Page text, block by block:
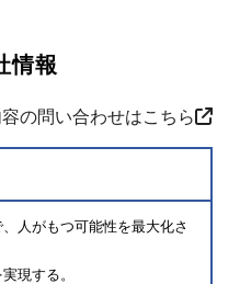
情報
の問い合わせはこちら
人がもつ可能性を最大化さ
現する。